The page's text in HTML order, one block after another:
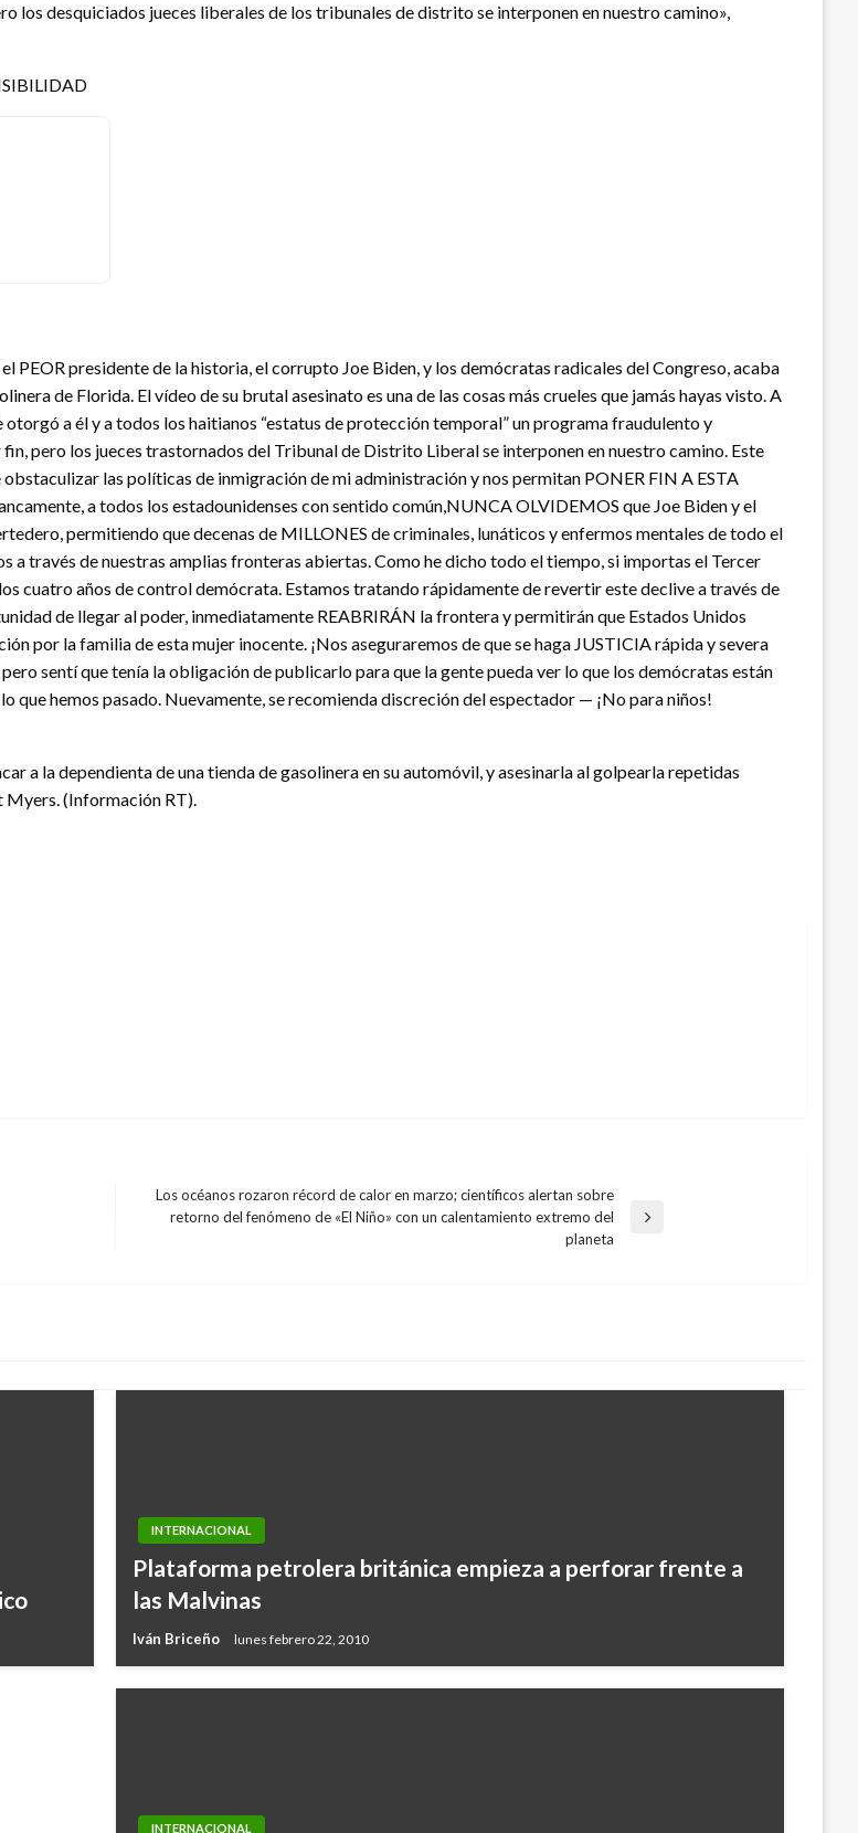
los desquiciados jueces liberales de los tribunales de distrito se interponen en nuestro camino»,
presidente de la historia, el corrupto Joe Biden, y los demócratas radicales del Congreso, acaba
de Florida. El vídeo de su brutal asesinato es una de las cosas más crueles que jamás hayas visto. A
a él y a todos los haitianos “estatus de protección temporal” un programa fraudulento y
pero los jueces trastornados del Tribunal de Distrito Liberal se interponen en nuestro camino. Este
las políticas de inmigración de mi administración y nos permitan PONER FIN A ESTA
a todos los estadounidenses con sentido común,NUNCA OLVIDEMOS que Joe Biden y el
permitiendo que decenas de MILLONES de criminales, lunáticos y enfermos mentales de todo el
través de nuestras amplias fronteras abiertas. Como he dicho todo el tiempo, si importas el Tercer
cuatro años de control demócrata. Estamos tratando rápidamente de revertir este declive a través de
de llegar al poder, inmediatamente REABRIRÁN la frontera y permitirán que Estados Unidos
por la familia de esta mujer inocente. ¡Nos aseguraremos de que se haga JUSTICIA rápida y severa
sentí que tenía la obligación de publicarlo para que la gente pueda ver lo que los demócratas están
que hemos pasado. Nuevamente, se recomienda discreción del espectador — ¡No para niños!
a la dependienta de una tienda de gasolinera en su automóvil, y asesinarla al golpearla repetidas
Myers. (Información RT).
Entrada
Los océanos rozaron récord de calor en marzo; científicos alertan sobre
retorno del fenómeno de «El Niño» con un calentamiento extremo del
planeta
INTERNACIONAL
Plataforma petrolera británica empieza a perforar frente a
las Malvinas
Iván Briceño lunes febrero 22, 2010
INTERNACIONAL